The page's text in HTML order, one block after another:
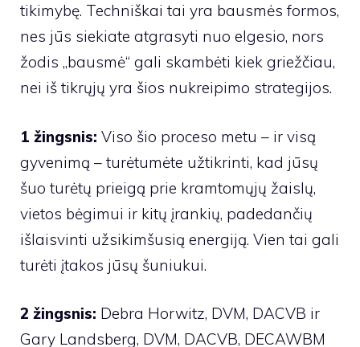
tikimybę. Techniškai tai yra bausmės formos,
nes jūs siekiate atgrasyti nuo elgesio, nors
žodis „bausmė“ gali skambėti kiek griežčiau,
nei iš tikrųjų yra šios nukreipimo strategijos.
1 žingsnis: Viso šio proceso metu – ir visą
gyvenimą – turėtumėte užtikrinti, kad jūsų
šuo turėtų prieigą prie kramtomųjų žaislų,
vietos bėgimui ir kitų įrankių, padedančių
išlaisvinti užsikimšusią energiją. Vien tai gali
turėti įtakos jūsų šuniukui.
2 žingsnis: Debra Horwitz, DVM, DACVB ir
Gary Landsberg, DVM, DACVB, DECAWBM